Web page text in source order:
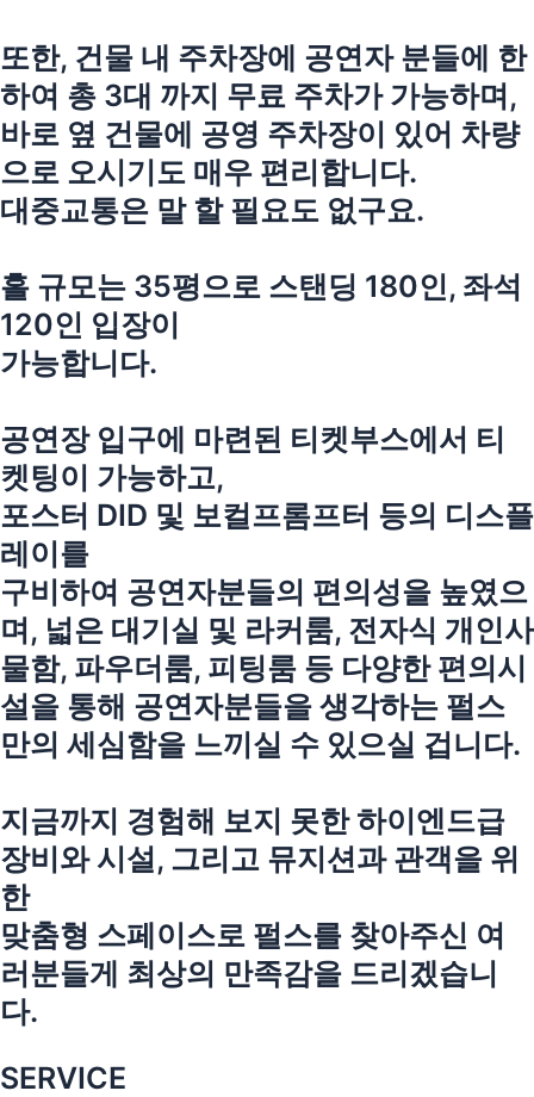
또한, 건물 내 주차장에 공연자 분들에 한
하여 총 3대 까지 무료 주차가 가능하며,
바로 옆 건물에 공영 주차장이 있어 차량
으로 오시기도 매우 편리합니다.
대중교통은 말 할 필요도 없구요.
홀 규모는 35평으로 스탠딩 180인, 좌석
120인 입장이
가능합니다.
공연장 입구에 마련된 티켓부스에서 티
켓팅이 가능하고,
포스터 DID 및 보컬프롬프터 등의 디스플
레이를
구비하여 공연자분들의 편의성을 높였으
며, 넓은 대기실 및 라커룸, 전자식 개인사
물함, 파우더룸, 피팅룸 등 다양한 편의시
설을 통해 공연자분들을 생각하는 펄스
만의 세심함을 느끼실 수 있으실 겁니다.
지금까지 경험해 보지 못한 하이엔드급
장비와 시설, 그리고 뮤지션과 관객을 위
한
맞춤형 스페이스로 펄스를 찾아주신 여
러분들게 최상의 만족감을 드리겠습니
다.
SERVICE